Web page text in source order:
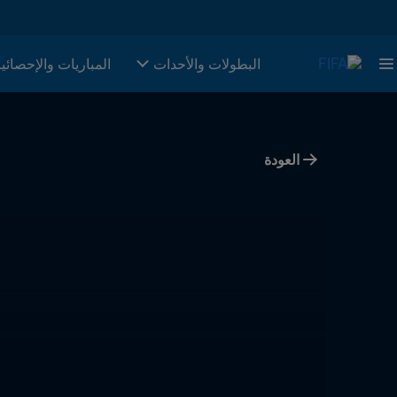
البطولات والأحدات المباريات
العودة